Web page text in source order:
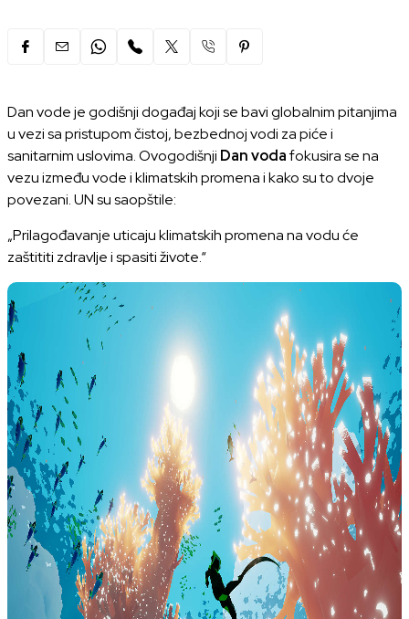
Dan vode je godišnji događaj koji se bavi globalnim pitanjima
u vezi sa pristupom čistoj, bezbednoj vodi za piće i
sanitarnim uslovima. Ovogodišnji Dan vodafokusira se na
vezu između vode i klimatskih promena i kako su to dvoje
povezani. UN su saopštile:
„Prilagođavanje uticaju klimatskih promena na vodu će
zaštititi zdravlje i spasiti živote.“